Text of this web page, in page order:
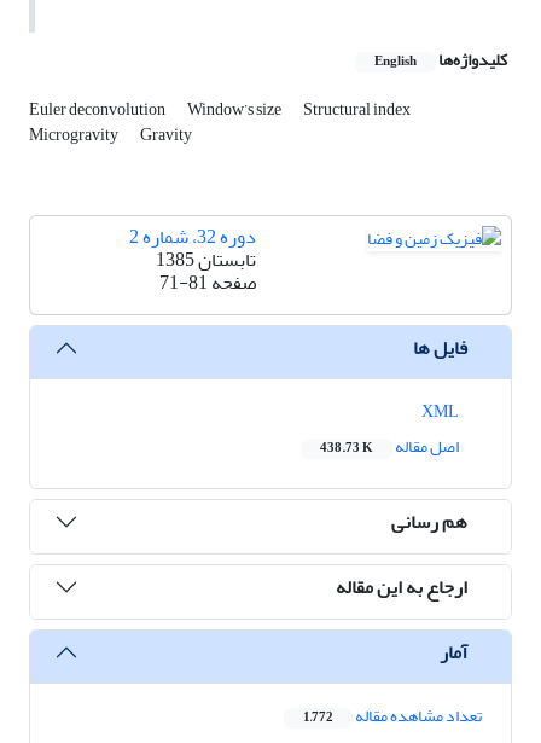
کلیدواژه‌ها English
Euler deconvolution Window’s size Structural index
Microgravity Gravity
دوره 32، شماره 2
تابستان 1385
صفحه71-81
فایل ها
اصل مقاله
438.73 K
هم رسانی
ارجاع به این مقاله
آمار
تعداد مشاهده مقاله 1,772